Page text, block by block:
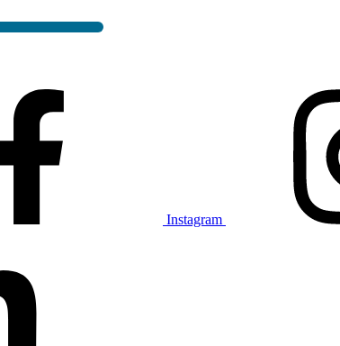
Instagram